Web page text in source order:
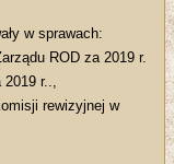
w sprawach:
ROD za 2019 r.
2019 r..,
rewizyjnej w